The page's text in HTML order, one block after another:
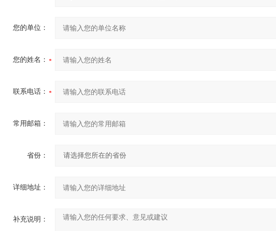
您的单位：
您的姓名：
联系电话：
常用邮箱：
省份：
详细地址：
补充说明：